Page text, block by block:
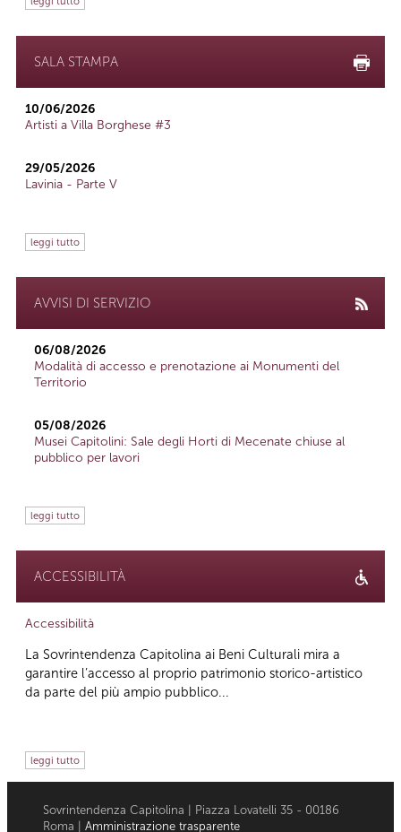
SALA STAMPA
10/06/2026
Artisti a Villa Borghese #3
29/05/2026
Lavinia - Parte V
leggi tutto
AVVISI DI SERVIZIO
06/08/2026
Modalità di accesso e prenotazione ai Monumenti del
Territorio
05/08/2026
Musei Capitolini: Sale degli Horti di Mecenate chiuse al
pubblico per lavori
leggi tutto
ACCESSIBILITÀ
Accessibilità
La Sovrintendenza Capitolina ai Beni Culturali mira a
garantire l’accesso al proprio patrimonio storico-artistico
da parte del più ampio pubblico...
leggi tutto
Sovrintendenza Capitolina | Piazza Lovatelli 35 - 00186
Roma | Amministrazione trasparente